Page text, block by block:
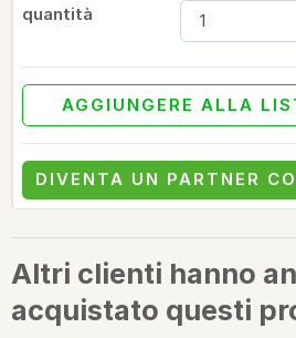
quantità
AGGIUNGERE ALLA
DIVENTA UN PARTNER
Altri clienti hanno
acquistato questi